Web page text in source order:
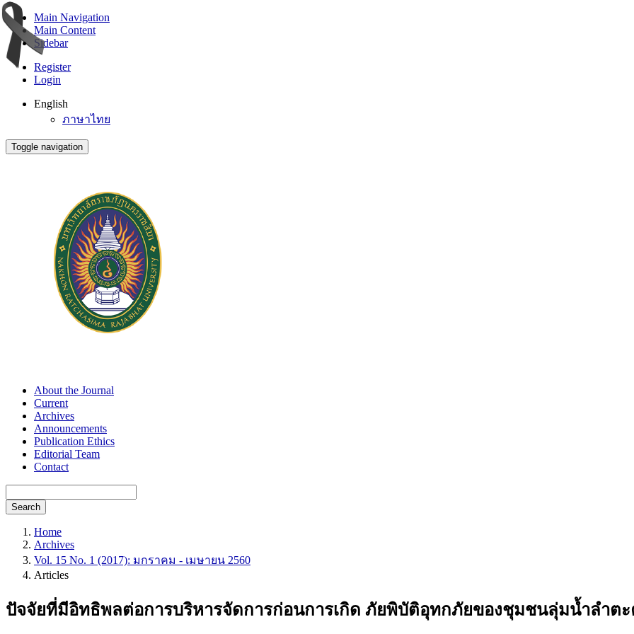
Main Navigation
Main Content
Sidebar
Register
Login
English
ภาษาไทย
Toggle navigation
About the Journal
Current
Archives
Announcements
Publication Ethics
Editorial Team
Contact
Search
Home
Archives
Vol. 15 No. 1 (2017): มกราคม - เมษายน 2560
Articles
ปัจจัยที่มีอิทธิพลต่อการบริหารจัดการก่อนการเกิด ภัยพิบัติอุทกภัยของชุมชนลุ่มนํ้าลำตะ